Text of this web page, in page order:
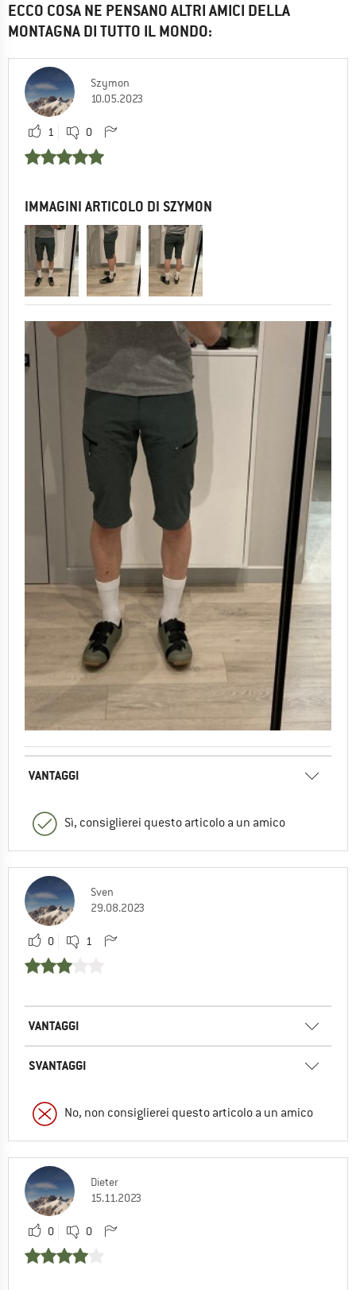
ECCO COSA NE PENSANO ALTRI AMICI DELLA
MONTAGNA DI TUTTO IL MONDO:
Szymon
10.05.2023
1 0
IMMAGINI ARTICOLO DI SZYMON
VANTAGGI
Sì, consiglierei questo articolo a un amico
Sven
29.08.2023
0 1
VANTAGGI
SVANTAGGI
No, non consiglierei questo articolo a un amico
Dieter
15.11.2023
0 0